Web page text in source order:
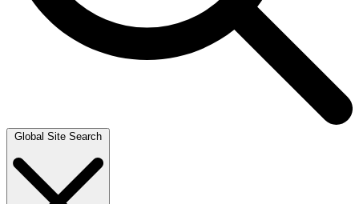
Global Site Search